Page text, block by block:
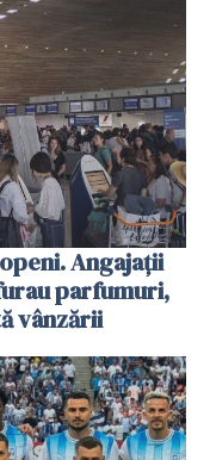
Angajații
parfumuri,
vânzării